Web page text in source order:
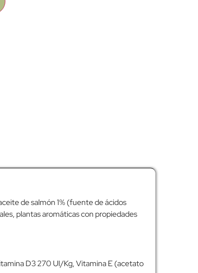
de salmón 1% (fuente de ácidos
plantas aromáticas con propiedades
D3 270 UI/Kg, Vitamina E (acetato